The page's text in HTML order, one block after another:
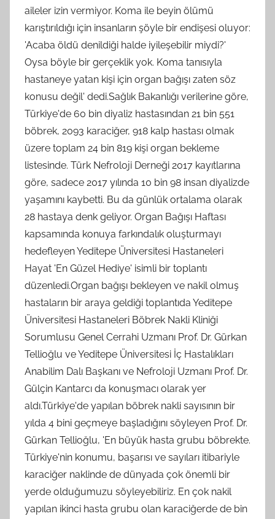
aileler izin vermiyor. Koma ile beyin ölümü
karıştırıldığı için insanların şöyle bir endişesi oluyor:
'Acaba öldü denildiği halde iyileşebilir miydi?'
Oysa böyle bir gerçeklik yok. Koma tanısıyla
hastaneye yatan kişi için organ bağışı zaten söz
konusu değil' dedi.Sağlık Bakanlığı verilerine göre,
Türkiye'de 60 bin diyaliz hastasından 21 bin 551
böbrek, 2093 karaciğer, 918 kalp hastası olmak
üzere toplam 24 bin 819 kişi organ bekleme
listesinde. Türk Nefroloji Derneği 2017 kayıtlarına
göre, sadece 2017 yılında 10 bin 98 insan diyalizde
yaşamını kaybetti. Bu da günlük ortalama olarak
28 hastaya denk geliyor. Organ Bağışı Haftası
kapsamında konuya farkındalık oluşturmayı
hedefleyen Yeditepe Üniversitesi Hastaneleri
Hayat 'En Güzel Hediye' isimli bir toplantı
düzenledi.Organ bağışı bekleyen ve nakil olmuş
hastaların bir araya geldiği toplantıda Yeditepe
Üniversitesi Hastaneleri Böbrek Nakli Kliniği
Sorumlusu Genel Cerrahi Uzmanı Prof. Dr. Gürkan
Tellioğlu ve Yeditepe Üniversitesi İç Hastalıkları
Anabilim Dalı Başkanı ve Nefroloji Uzmanı Prof. Dr.
Gülçin Kantarcı da konuşmacı olarak yer
aldı.Türkiye'de yapılan böbrek nakli sayısının bir
yılda 4 bini geçmeye başladığını söyleyen Prof. Dr.
Gürkan Tellioğlu, 'En büyük hasta grubu böbrekte.
Türkiye'nin konumu, başarısı ve sayıları itibariyle
karaciğer naklinde de dünyada çok önemli bir
yerde olduğumuzu söyleyebiliriz. En çok nakil
yapılan ikinci hasta grubu olan karaciğerde de bin